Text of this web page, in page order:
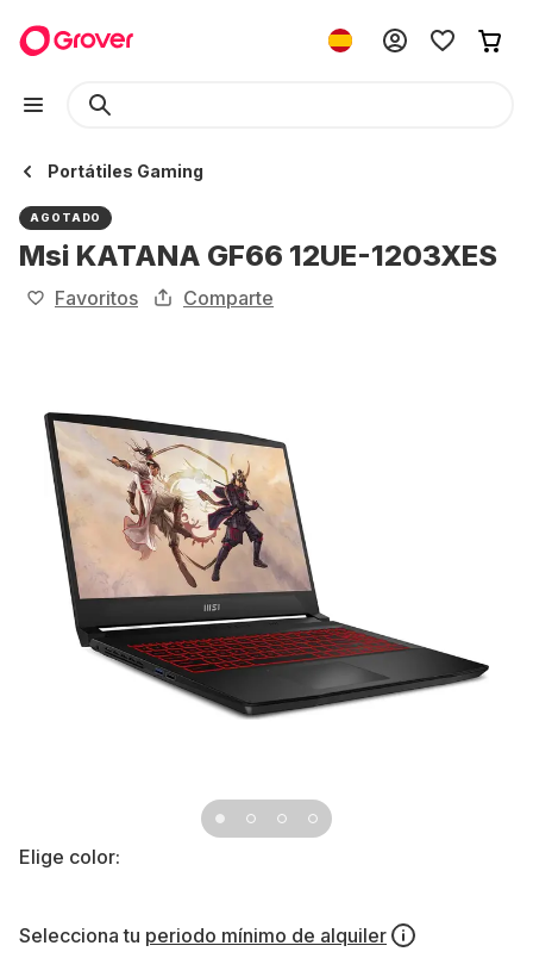
Portátiles Gaming
AGOTADO
Msi KATANA GF66 12UE-1203XES
Favoritos Comparte
Elige color:
Selecciona tu periodo mínimo de alquiler